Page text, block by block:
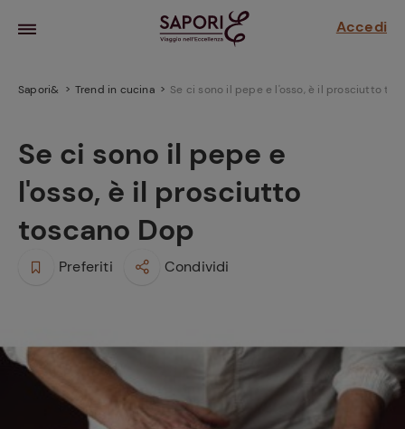
Accedi
ricetta
Sapori& Trend in cucina Se ci sono il pepe e l'osso, è il prosciutto
Se ci sono il pepe e
l'osso, è il prosciutto
toscano Dop
Preferiti Condividi